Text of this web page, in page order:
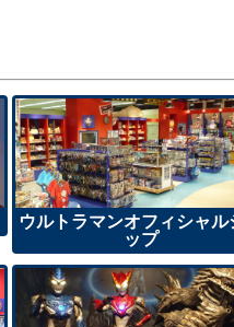
ウルトラマンオフィシャル
ップ